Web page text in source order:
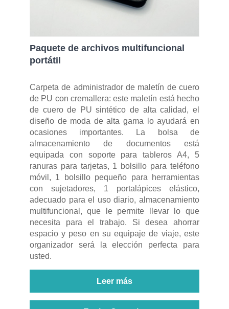
Paquete de archivos multifuncional
portátil
Carpeta de administrador de maletín de cuero
de PU con cremallera: este maletín está hecho
de cuero de PU sintético de alta calidad, el
diseño de moda de alta gama lo ayudará en
ocasiones importantes. La bolsa de
almacenamiento de documentos está
equipada con soporte para tableros A4, 5
ranuras para tarjetas, 1 bolsillo para teléfono
móvil, 1 bolsillo pequeño para herramientas
con sujetadores, 1 portalápices elástico,
adecuado para el uso diario, almacenamiento
multifuncional, que le permite llevar lo que
necesita para el trabajo. Si desea ahorrar
espacio y peso en su equipaje de viaje, este
organizador será la elección perfecta para
usted.
Leer más